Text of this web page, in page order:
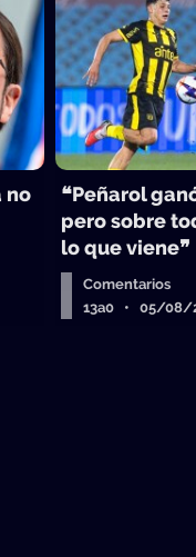
no
❝Peñarol
pero sobre
lo que viene❞
Comentarios
13a0 • 05/08/